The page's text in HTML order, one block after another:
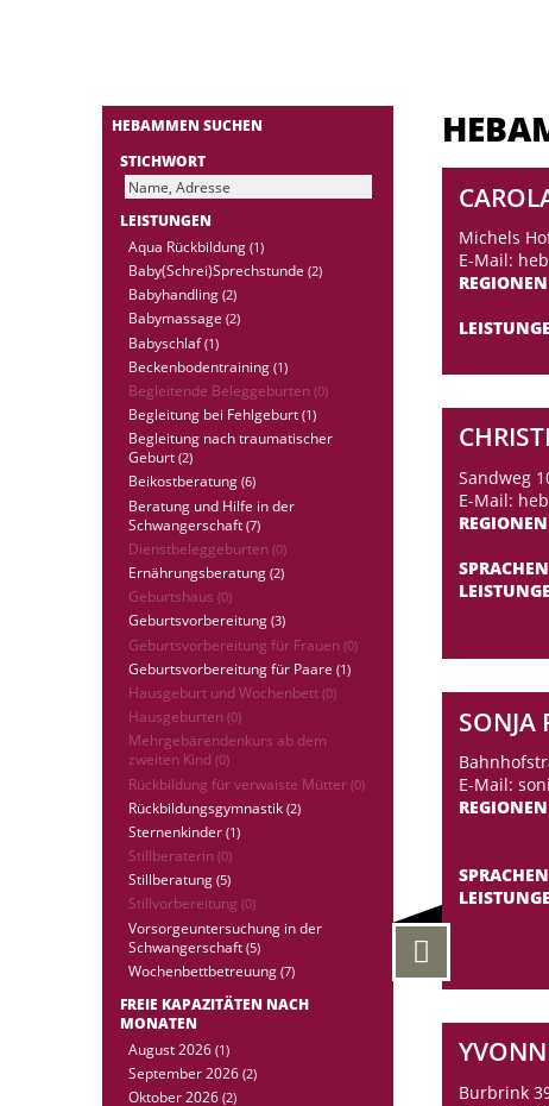
HEBAMMEN SUCHEN
STICHWORT
LEISTUNGEN
Aqua Rückbildung (1)
Baby(Schrei)Sprechstunde (2)
Babyhandling (2)
Babymassage (2)
Babyschlaf(1)
Beckenbodentraining (1)
Begleitende Beleggeburten (0)
Begleitung bei Fehlgeburt (1)
Begleitung nach traumatischer
Geburt (2)
Beikostberatung (6)
Beratung und Hilfe in der
Schwangerschaft (7)
Dienstbeleggeburten (0)
Ernährungsberatung (2)
Geburtshaus (0)
Geburtsvorbereitung (3)
Geburtsvorbereitung für Frauen (0)
Geburtsvorbereitung für Paare (1)
Hausgeburt und Wochenbett (0)
Hausgeburten (0)
Mehrgebärendenkurs ab dem
zweiten Kind (0)
Rückbildung für verwaiste Mütter (0)
Rückbildungsgymnastik (2)
Sternenkinder (1)
Stillberaterin (0)
Stillberatung (5)
Stillvorbereitung (0)
Vorsorgeuntersuchung in der
Schwangerschaft (5)
Wochenbettbetreuung (7)
FREIE KAPAZITÄTEN NACH
MONATEN
August 2026 (1)
September 2026 (2)
Oktober 2026 (2)
Michels
E-Mail:
REGIONEN
Sandweg
E-Mail:
REGIONEN
SPRACHEN
SONJA
E-Mail:
REGIONEN
SPRACHEN
Burbrink